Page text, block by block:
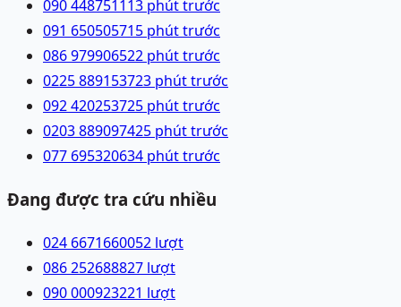
090 448751113 phút trước
091 650505715 phút trước
086 979906522 phút trước
0225 889153723 phút trước
092 420253725 phút trước
0203 889097425 phút trước
077 695320634 phút trước
Đang được tra cứu nhiều
024 6671660052 lượt
086 252688827 lượt
090 000923221 lượt